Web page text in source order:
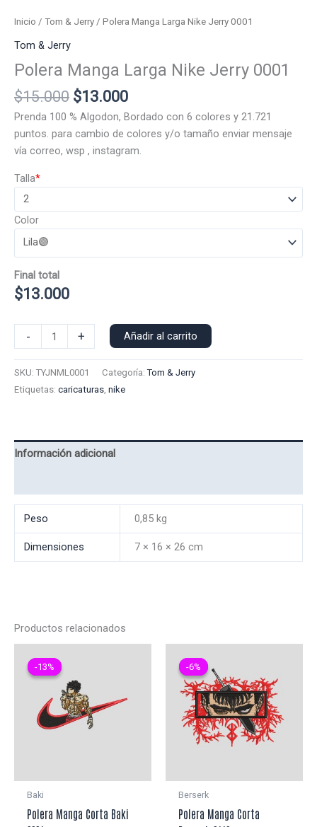
Inicio / Tom & Jerry / Polera Manga Larga Nike Jerry 0001
Tom & Jerry
Polera Manga Larga Nike Jerry 0001
$15.000 El
precio
original
era:
$13.000El
precio
actual
es:
Prenda 100 % Algodon, Bordado con 6 colores y 21.721
puntos. para cambio de colores y/o tamaño enviar mensaje
vía correo, wsp , instagram.
*
Talla
Color
Final total
$13.000
-
Manga
+ Añadir al carrito
SKU: TYJNML0001 Categoría:Tom & Jerry
Etiquetas: caricaturas, nike
Información adicional
Peso 0,85 kg
Dimensiones 7 × 16 × 26 cm
Productos relacionados
-13%
-13%
Baki
Polera Manga Corta Baki
-6%
-6%
Berserk
Polera Manga Corta